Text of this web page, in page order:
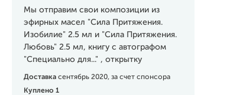
Мы отправим свои композиции из
эфирных масел "Сила Притяжения.
Изобилие" 2.5 мл и "Сила Притяжения.
Любовь" 2.5 мл, книгу с автографом
"Специально для..." , открытку
Доставка сентябрь 2020, за счет спонсора
Куплено 1